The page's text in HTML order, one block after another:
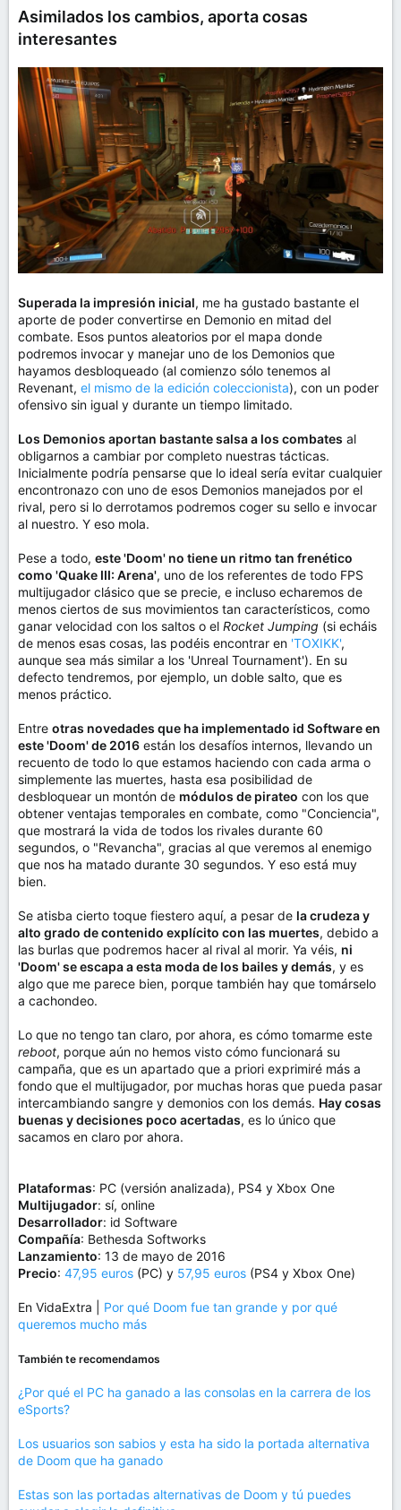
Asimilados los cambios, aporta cosas
interesantes
Superada la impresión inicial, me ha gustado bastante el
aporte de poder convertirse en Demonio en mitad del
combate. Esos puntos aleatorios por el mapa donde
podremos invocar y manejar uno de los Demonios que
hayamos desbloqueado (al comienzo sólo tenemos al
Revenant, el mismo de la edición coleccionista), con un poder
ofensivo sin igual y durante un tiempo limitado.
Los Demonios aportan bastante salsa a los combates al
obligarnos a cambiar por completo nuestras tácticas.
Inicialmente podría pensarse que lo ideal sería evitar cualquier
encontronazo con uno de esos Demonios manejados por el
rival, pero si lo derrotamos podremos coger su sello e invocar
al nuestro. Y eso mola.
Pese a todo, este 'Doom' no tiene un ritmo tan frenético
como 'Quake III: Arena', uno de los referentes de todo FPS
multijugador clásico que se precie, e incluso echaremos de
menos ciertos de sus movimientos tan característicos, como
ganar velocidad con los saltos o el Rocket Jumping (si echáis
de menos esas cosas, las podéis encontrar en 'TOXIKK',
aunque sea más similar a los 'Unreal Tournament'). En su
defecto tendremos, por ejemplo, un doble salto, que es
menos práctico.
Entre otras novedades que ha implementado id Software en
este 'Doom' de 2016 están los desafíos internos, llevando un
recuento de todo lo que estamos haciendo con cada arma o
simplemente las muertes, hasta esa posibilidad de
desbloquear un montón de módulos de pirateo con los que
obtener ventajas temporales en combate, como "Conciencia",
que mostrará la vida de todos los rivales durante 60
segundos, o "Revancha", gracias al que veremos al enemigo
que nos ha matado durante 30 segundos. Y eso está muy
bien.
Se atisba cierto toque fiestero aquí, a pesar de la crudeza y
alto grado de contenido explícito con las muertes, debido a
las burlas que podremos hacer al rival al morir. Ya véis, ni
'Doom' se escapa a esta moda de los bailes y demás, y es
algo que me parece bien, porque también hay que tomárselo
a cachondeo.
Lo que no tengo tan claro, por ahora, es cómo tomarme este
reboot, porque aún no hemos visto cómo funcionará su
campaña, que es un apartado que a priori exprimiré más a
fondo que el multijugador, por muchas horas que pueda pasar
intercambiando sangre y demonios con los demás. Hay cosas
buenas y decisiones poco acertadas, es lo único que
sacamos en claro por ahora.
Plataformas: PC (versión analizada), PS4 y Xbox One
Multijugador: sí, online
Desarrollador: id Software
Compañía: Bethesda Softworks
Lanzamiento: 13 de mayo de 2016
Precio: 47,95 euros (PC) y 57,95 euros (PS4 y Xbox One)
En VidaExtra | Por qué Doom fue tan grande y por qué
queremos mucho más
También te recomendamos
¿Por qué el PC ha ganado a las consolas en la carrera de los
eSports?
Los usuarios son sabios y esta ha sido la portada alternativa
de Doom que ha ganado
Estas son las portadas alternativas de Doom y tú puedes